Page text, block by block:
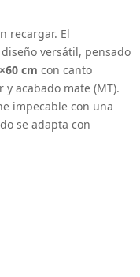
recargar. El
versátil, pensado
cm con canto
acabado mate (MT).
impecable con una
se adapta con